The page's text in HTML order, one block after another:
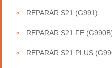
REPARAR S21 (G991)
REPARAR S21 FE
REPARAR S21 PLUS